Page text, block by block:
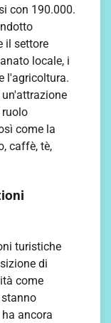
con 190.000.
il settore
locale, i
l'agricoltura.
un'attrazione
come la
caffè, tè,
turistiche
di
come
ancora